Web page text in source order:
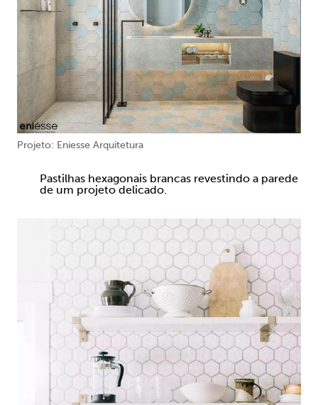
Projeto: Eniesse Arquitetura
Pastilhas hexagonais brancas revestindo a parede
de um projeto delicado.